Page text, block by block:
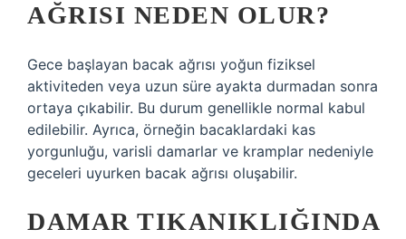
AĞRISI NEDEN OLUR?
Gece başlayan bacak ağrısı yoğun fiziksel
aktiviteden veya uzun süre ayakta durmadan sonra
ortaya çıkabilir. Bu durum genellikle normal kabul
edilebilir. Ayrıca, örneğin bacaklardaki kas
yorgunluğu, varisli damarlar ve kramplar nedeniyle
geceleri uyurken bacak ağrısı oluşabilir.
DAMAR TIKANIKLIĞINDA